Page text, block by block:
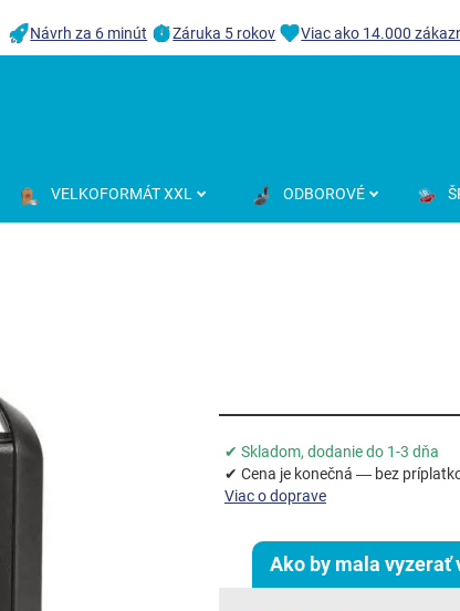
Návrh za 6 minút Záruka 5 rokov Viac ako 14.000
VELKOFORMÁT XXL ODBOROVÉ
✔ Skladom, dodanie do 1-3 dňa
✔ Cena je konečná — bez
Viac o doprave
Ako by mala vyzerať